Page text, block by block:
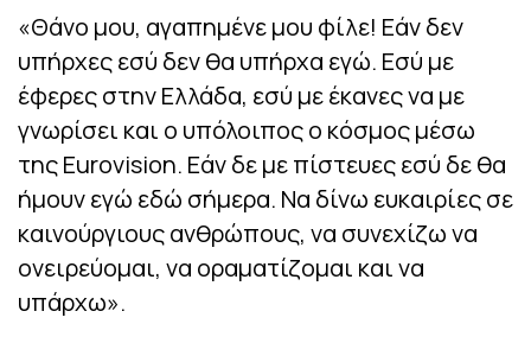
«Θάνο μου, αγαπημένε μου φίλε! Εάν δεν
υπήρχες εσύ δεν θα υπήρχα εγώ. Εσύ με
έφερες στην Ελλάδα, εσύ με έκανες να με
γνωρίσει και ο υπόλοιπος ο κόσμος μέσω
της Eurovision. Εάν δε με πίστευες εσύ δε θα
ήμουν εγώ εδώ σήμερα. Να δίνω ευκαιρίες σε
καινούργιους ανθρώπους, να συνεχίζω να
ονειρεύομαι, να οραματίζομαι και να
υπάρχω».